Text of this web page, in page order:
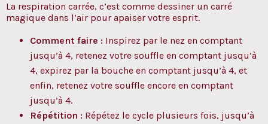
La respiration carrée, c’est comme dessiner un carré
magique dans l’air pour apaiser votre esprit.
Comment faire : Inspirez par le nez en comptant
jusqu’à 4, retenez votre souffle en comptant jusqu’à
4, expirez par la bouche en comptant jusqu’à 4, et
enfin, retenez votre souffle encore en comptant
jusqu’à 4.
Répétition : Répétez le cycle plusieurs fois, jusqu’à